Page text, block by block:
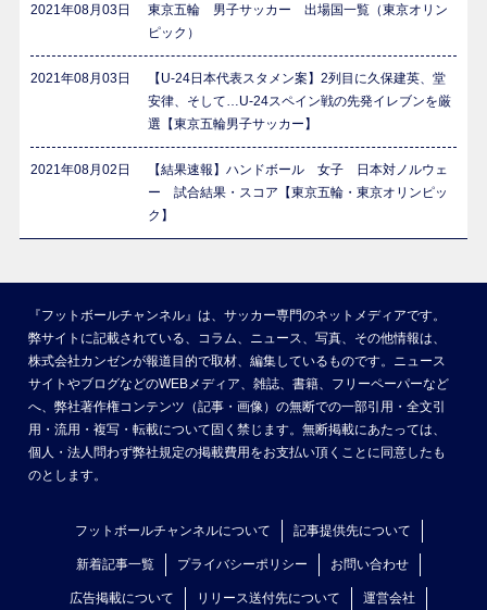
2021年08月03日
東京五輪 男子サッカー 出場国一覧（東京オリン
ピック）
2021年08月03日
【U-24日本代表スタメン案】2列目に久保建英、堂
安律、そして…U-24スペイン戦の先発イレブンを厳
選【東京五輪男子サッカー】
2021年08月02日
【結果速報】ハンドボール 女子 日本対ノルウェ
ー 試合結果・スコア【東京五輪・東京オリンピッ
ク】
『フットボールチャンネル』は、サッカー専門のネットメディアです。
弊サイトに記載されている、コラム、ニュース、写真、その他情報は、
株式会社カンゼンが報道目的で取材、編集しているものです。ニュース
サイトやブログなどのWEBメディア、雑誌、書籍、フリーペーパーなど
へ、弊社著作権コンテンツ（記事・画像）の無断での一部引用・全文引
用・流用・複写・転載について固く禁じます。無断掲載にあたっては、
個人・法人問わず弊社規定の掲載費用をお支払い頂くことに同意したも
のとします。
フットボールチャンネルについて 記事提供先について
新着記事一覧 プライバシーポリシー お問い合わせ
広告掲載について リリース送付先について 運営会社